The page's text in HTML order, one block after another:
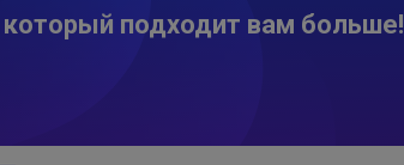
подходит вам больше!